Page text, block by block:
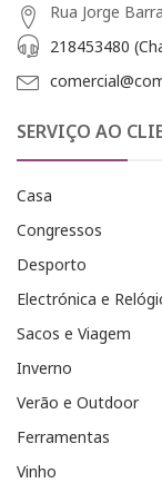
Rua Jorge
218453480
SERVIÇO AO
Casa
Congressos
Desporto
Electrónica e
Sacos e Viagem
Inverno
Verão e Outdoor
Ferramentas
Vinho